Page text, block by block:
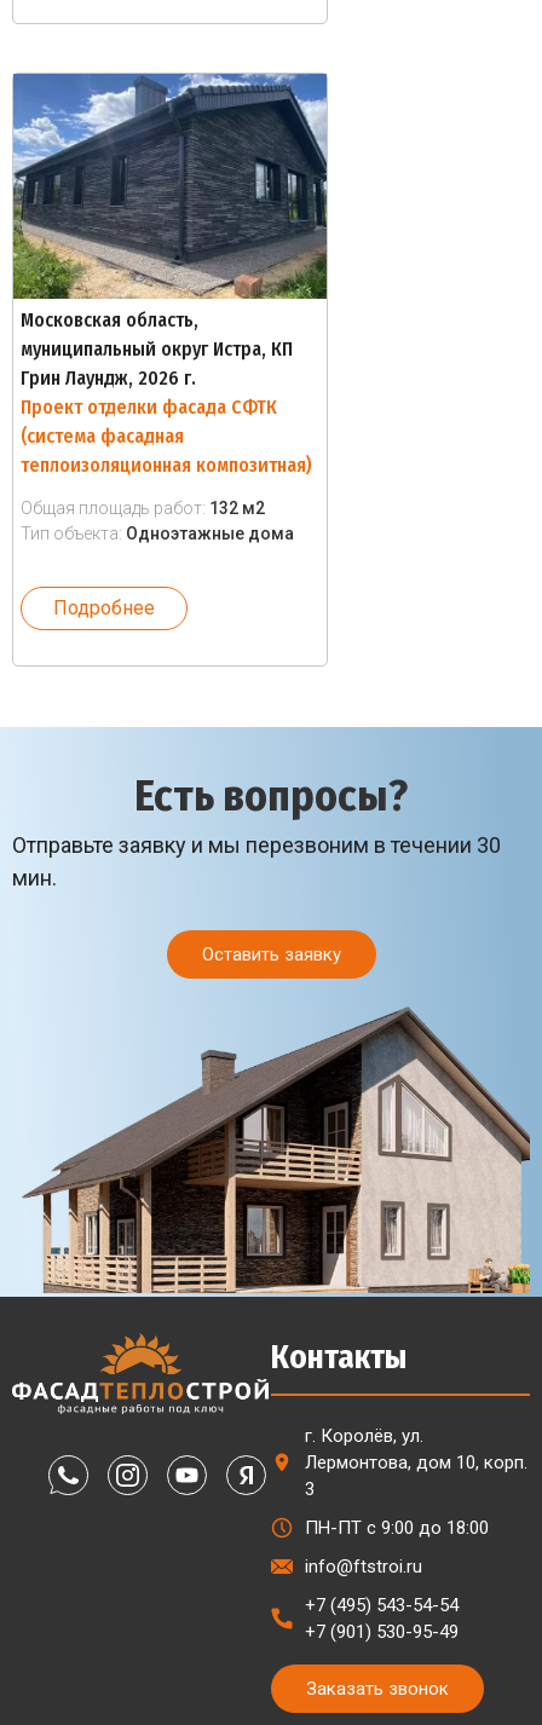
Московская область,
муниципальный округ Истра, КП
Грин Лаундж, 2026 г.
Проект отделки фасада СФТК
(система фасадная
теплоизоляционная композитная)
Общая площадь работ: 132 м2
Тип объекта: Одноэтажные дома
Подробнее
Есть вопросы?
Отправьте заявку и мы перезвоним в течении 30
мин.
Оставить заявку
Контакты
г. Королёв, ул.
Лермонтова, дом 10, корп.
3
ПН-ПТ с 9:00 до 18:00
info@ftstroi.ru
+7 (495) 543-54-54
+7 (901) 530-95-49
Заказать звонок